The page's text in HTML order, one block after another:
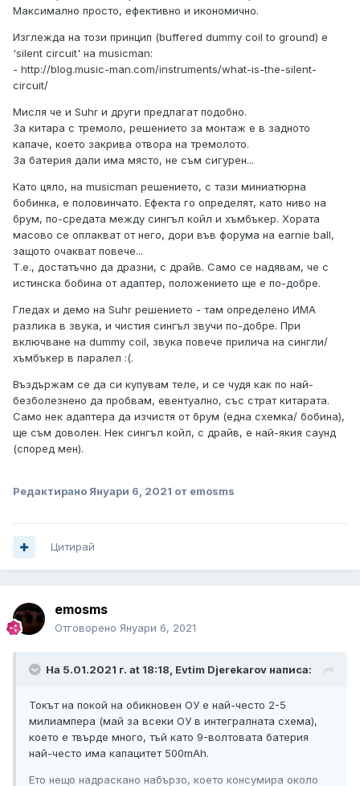
Максимално просто, ефективно и икономично.
Изглежда на този принцип (buffered dummy coil to ground) е
'silent circuit' на musicman:
- http://blog.music-man.com/instruments/what-is-the-silent-
circuit/
Мисля че и Suhr и други предлагат подобно.
За китара с тремоло, решението за монтаж е в задното
капаче, което закрива отвора на тремолото.
За батерия дали има място, не съм сигурен...
Като цяло, на musicman решението, с тази миниатюрна
бобинка, е половинчато. Ефекта го определят, като ниво на
брум, по-средата между сингъл койл и хъмбъкер. Хората
масово се оплакват от него, дори във форума на earnie ball,
защото очакват повече...
Т.е., достатъчно да дразни, с драйв. Само се надявам, че с
истинска бобина от адаптер, положението ще е по-добре.
Гледах и демо на Suhr решението - там определено ИМА
разлика в звука, и чистия сингъл звучи по-добре. При
включване на dummy coil, звука повече прилича на сингли/
хъмбъкер в паралел :(.
Въздържам се да си купувам теле, и се чудя как по най-
безболезнено да пробвам, евентуално, със страт китарата.
Само нек адаптера да изчистя от брум (една схемка/ бобина),
ще съм доволен. Нек сингъл койл, с драйв, е най-якия саунд
(според мен).
Редактирано Януари 6, 2021 от emosms
Цитирай
emosms
Отговорено Януари 6, 2021
На 5.01.2021 г. at 18:18, Evtim Djerekarov написа:
Токът на покой на обикновен ОУ е най-често 2-5
милиампера (май за всеки ОУ в интегралната схема),
което е твърде много, тъй като 9-волтовата батерия
най-често има капацитет 500mAh.
Ето нещо надраскано набързо, което консумира около